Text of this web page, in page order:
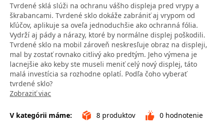
Tvrdené sklá slúži na ochranu vášho displeja pred vrypy a
škrabancami. Tvrdené sklo dokáže zabrániť aj vrypom od
kľúčov, aplikuje sa oveľa jednoduchšie ako ochranná fólia.
Vydrží aj pády a nárazy, ktoré by normálne displej poškodili.
Tvrdené sklo na mobil zároveň neskresľuje obraz na displeji,
mal by zostať rovnako citlivý ako predtým. Jeho výmena je
lacnejšie ako keby ste museli meniť celý nový displej, táto
malá investícia sa rozhodne oplatí. Podľa čoho vyberať
tvrdené sklo?
Zobraziť viac
V kategórii máme: 8 produktov 0 hodnotenie